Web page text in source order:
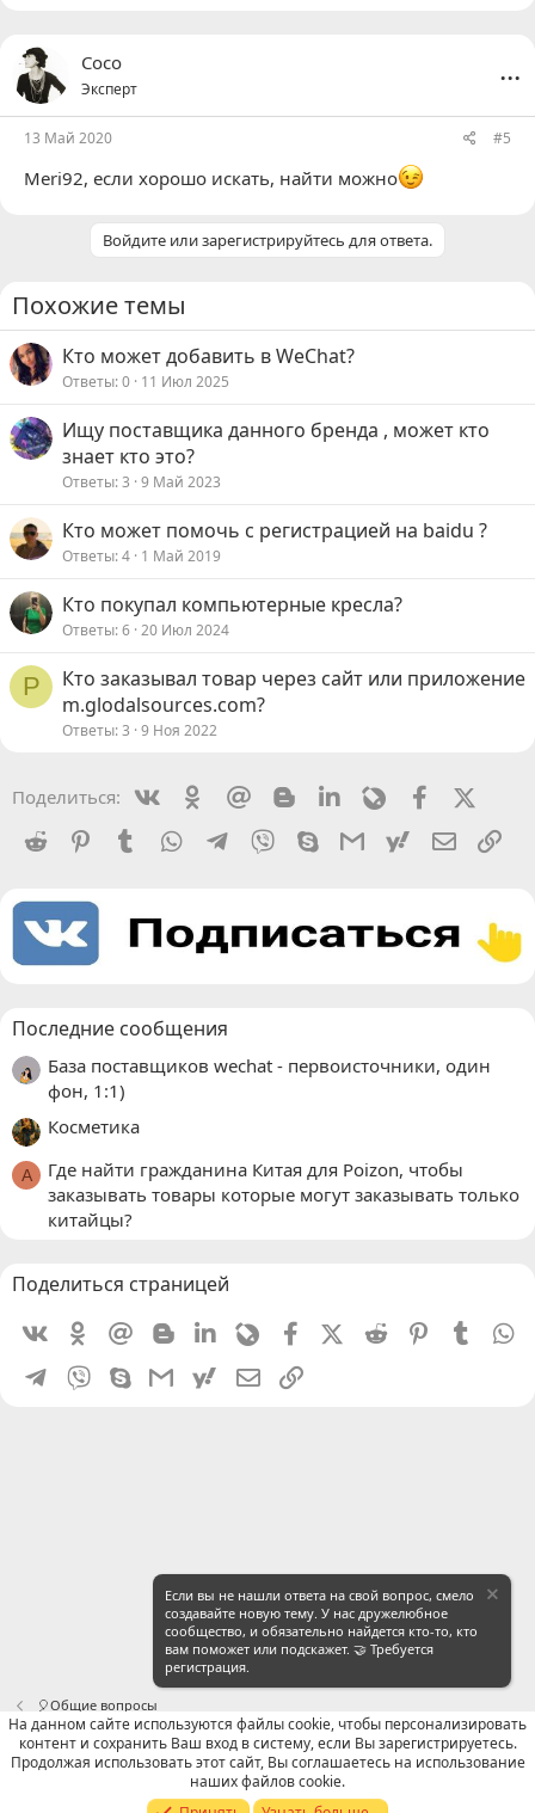
Coco
Эксперт
...
13 Май 2020 #5
Meri92, если хорошо искать, найти можно
Войдите или зарегистрируйтесь для ответа.
Похожие темы
Кто может добавить в WeChat?
Ответы 0 11 Июл 2025
Ищу поставщика данного бренда , может кто
знает кто это?
Ответы 3 9 Май 2023
Кто может помочь с регистрацией на baidu ?
Ответы 4 1 Май 2019
Кто покупал компьютерные кресла?
Ответы 6 20 Июл 2024
Р
Кто заказывал товар через сайт или приложение
m.glodalsources.com?
Ответы 3 9 Ноя 2022
Поделиться: VkontakteOdnoklassniki
Mail.ru BloggerLinkedinLivejournalFacebook
Reddit
PinterestTumblr WhatsAppTelegram
Viber SkypeGmailyahoomail
Последние сообщения
База поставщиков wechat - первоисточники, один
фон, 1:1)
Косметика
A
Где найти гражданина Китая для Poizon, чтобы
заказывать товары которые могут заказывать только
китайцы?
Поделиться страницей
VkontakteOdnoklassniki
Mail.ru BloggerLinkedin
LivejournalFacebookX (Twitter)
Reddit PinterestTumblr
Telegram
Viber SkypeGmailyahoomailЭлектронная почта
🎈Общие вопросы
Russian (RU)
Условия и правила
Если вы не нашли ответа на свой вопрос, смело
создавайте новую тему. У нас дружелюбное
сообщество, и обязательно найдется кто-то, кто
вам поможет или подскажет. 🤝 Требуется
регистрация.
На данном сайте используются файлы cookie, чтобы персонализировать
контент и сохранить Ваш вход в систему, если Вы зарегистрируетесь.
Продолжая использовать этот сайт, Вы соглашаетесь на использование
наших файлов cookie.